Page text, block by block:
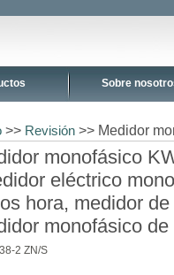
Sobre
>> Revisión >> Medidor
monofásico
eléctrico
hora, medidor
monofásico
2 ZN/S